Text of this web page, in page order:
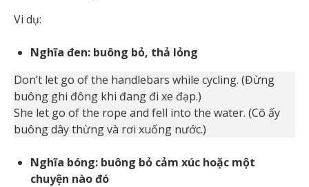
Vi dụ:
Nghĩa đen: buông bỏ, thả lỏng
Don’t let go of the handlebars while cycling. (Đừng
buông ghi đông khi đang đi xe đạp.)
She let go of the rope and fell into the water. (Cô ấy
buông dây thừng và rơi xuống nước.)
Nghĩa bóng: buông bỏ cảm xúc hoặc một
chuyện nào đó